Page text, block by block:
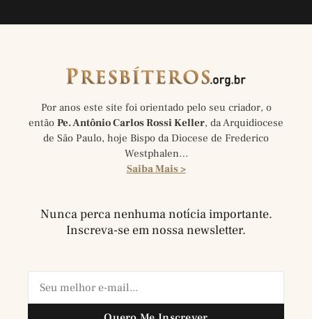
Por anos este site foi orientado pelo seu criador, o
então Pe. Antônio Carlos Rossi Keller, da Arquidiocese
de São Paulo, hoje Bispo da Diocese de Frederico
Westphalen…
Saiba Mais >
Nunca perca nenhuma notícia importante.
Inscreva-se em nossa newsletter.